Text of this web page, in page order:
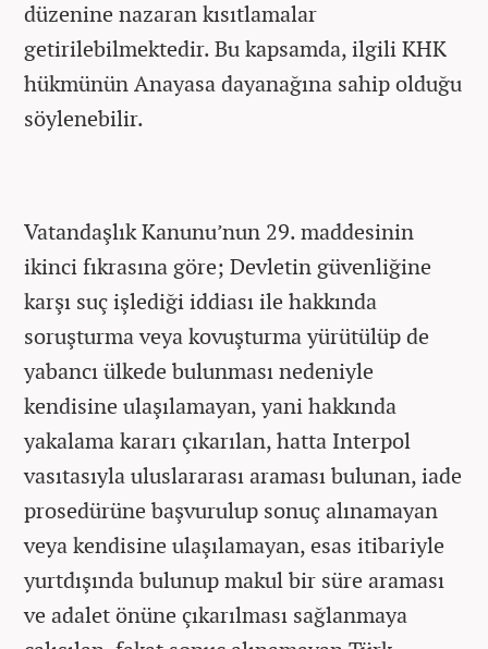
düzenine nazaran kısıtlamalar
getirilebilmektedir. Bu kapsamda, ilgili KHK
hükmünün Anayasa dayanağına sahip olduğu
söylenebilir.
Vatandaşlık Kanunu’nun 29. maddesinin
ikinci fıkrasına göre; Devletin güvenliğine
karşı suç işlediği iddiası ile hakkında
soruşturma veya kovuşturma yürütülüp de
yabancı ülkede bulunması nedeniyle
kendisine ulaşılamayan, yani hakkında
yakalama kararı çıkarılan, hatta Interpol
vasıtasıyla uluslararası araması bulunan, iade
prosedürüne başvurulup sonuç alınamayan
veya kendisine ulaşılamayan, esas itibariyle
yurtdışında bulunup makul bir süre araması
ve adalet önüne çıkarılması sağlanmaya